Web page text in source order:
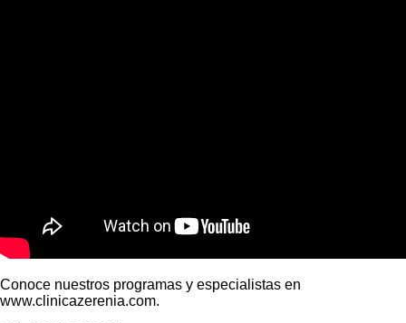
Conoce nuestros programas y especialistas en
www.clinicazerenia.com.